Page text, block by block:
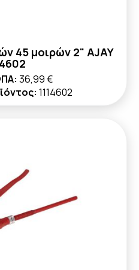
45 μοιρών 2" AJAY
36,99 €
1114602